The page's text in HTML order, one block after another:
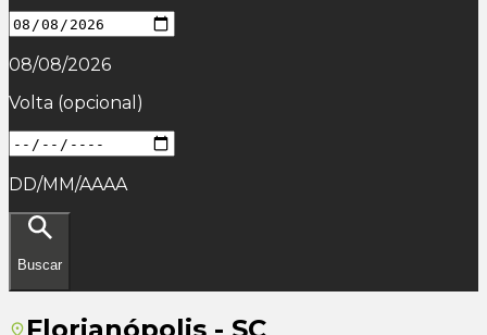
08/08/2026
Volta (opcional)
DD/MM/AAAA
Buscar
Florianópolis - SC